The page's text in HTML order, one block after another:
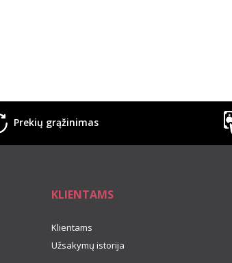
Prekių grąžinimas
KLIENTAMS
Klientams
Užsakymų istorija